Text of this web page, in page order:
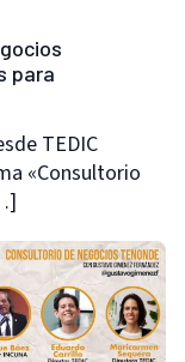
para
TEDIC
«Consultorio